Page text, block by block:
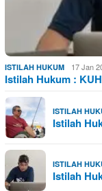
ISTILAH HUKUM 17 Jan
Istilah Hukum :
ISTILAH
Istilah
ISTILAH
Istilah